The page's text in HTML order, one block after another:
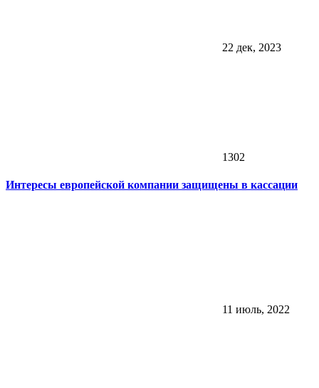
22 дек, 2023
1302
Интересы европейской компании защищены в кассации
11 июль, 2022